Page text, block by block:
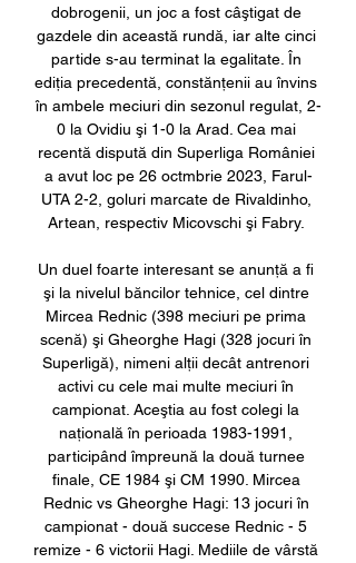
dobrogenii, un joc a fost câştigat de
gazdele din această rundă, iar alte cinci
partide s-au terminat la egalitate. În
ediţia precedentă, constănţenii au învins
în ambele meciuri din sezonul regulat, 2-
0 la Ovidiu şi 1-0 la Arad. Cea mai
recentă dispută din Superliga României
a avut loc pe 26 octmbrie 2023, Farul-
UTA 2-2, goluri marcate de Rivaldinho,
Artean, respectiv Micovschi şi Fabry.
Un duel foarte interesant se anunţă a fi
şi la nivelul băncilor tehnice, cel dintre
Mircea Rednic (398 meciuri pe prima
scenă) şi Gheorghe Hagi (328 jocuri în
Superligă), nimeni alţii decât antrenori
activi cu cele mai multe meciuri în
campionat. Aceştia au fost colegi la
naţională în perioada 1983-1991,
participând împreună la două turnee
finale, CE 1984 şi CM 1990. Mircea
Rednic vs Gheorghe Hagi: 13 jocuri în
campionat - două succese Rednic - 5
remize - 6 victorii Hagi. Mediile de vârstă